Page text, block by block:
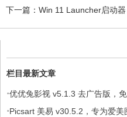
下一篇： Win 11 Launcher启动
栏目最新文章
·优优兔影视 v5.1.3 去广告版，
·Picsart 美易 v30.5.2，专为爱